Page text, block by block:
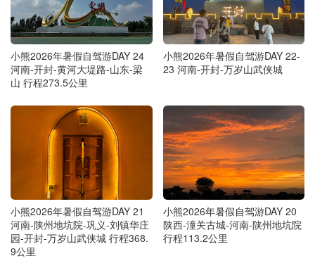
小熊2026年暑假自驾游DAY 24
河南-开封-黄河大堤路-山东-梁
山 行程273.5公里
小熊2026年暑假自驾游DAY 22-
23 河南-开封-万岁山武侠城
小熊2026年暑假自驾游DAY 21
河南-陕州地坑院-巩义-刘镇华庄
园-开封-万岁山武侠城 行程368.
9公里
小熊2026年暑假自驾游DAY 20
陕西-潼关古城-河南-陕州地坑院
行程113.2公里